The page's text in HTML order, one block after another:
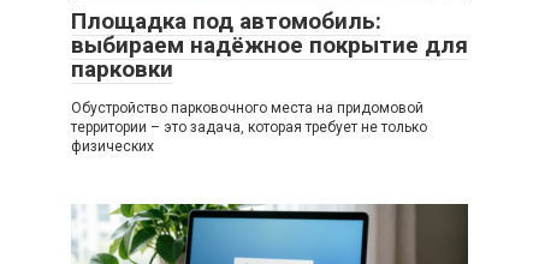
Площадка под автомобиль:
выбираем надёжное покрытие для
парковки
Обустройство парковочного места на придомовой
территории – это задача, которая требует не только
физических